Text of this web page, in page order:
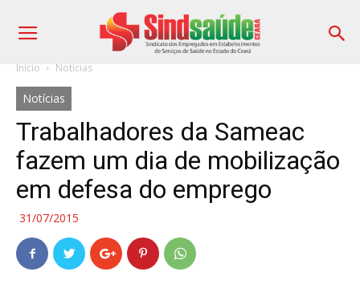
Início Notícias
Notícias
Trabalhadores da Sameac
fazem um dia de mobilização
em defesa do emprego
31/07/2015